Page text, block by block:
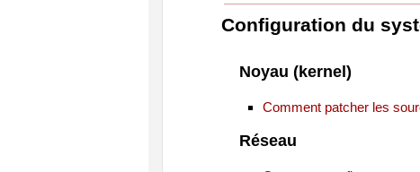
Configuration du
Noyau (kernel)
Comment patcher les
Réseau